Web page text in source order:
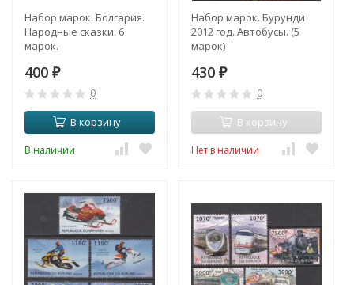
Набор марок. Болгария.
Народные сказки. 6
марок.
400 ₽
0
В корзину
В наличии
Набор марок. Бурунди
2012 год. Автобусы. (5
марок)
430 ₽
0
В корзину
Нет в наличии